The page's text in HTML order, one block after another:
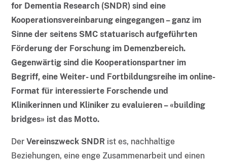
for Dementia Research (SNDR) sind eine
Kooperationsvereinbarung eingegangen – ganz im
Sinne der seitens SMC statuarisch aufgeführten
Förderung der Forschung im Demenzbereich.
Gegenwärtig sind die Kooperationspartner im
Begriff, eine Weiter- und Fortbildungsreihe im online-
Format für interessierte Forschende und
Klinikerinnen und Kliniker zu evaluieren – «building
bridges» ist das Motto.
DerVereinszweck SNDR ist es, nachhaltige
Beziehungen, eine enge Zusammenarbeit und einen